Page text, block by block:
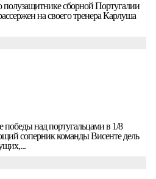
полузащитнике сборной Португалии
на своего тренера Карлуша
над португальцами в 1/8
соперник команды Висенте дель